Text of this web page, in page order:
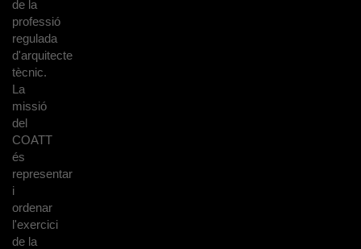
de la
professió
regulada
d'arquitecte
tècnic.
La
missió
del
COATT
és
representar
i
ordenar
l'exercici
de la